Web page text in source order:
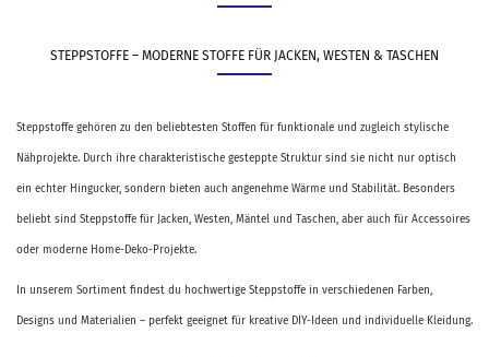
STEPPSTOFFE – MODERNE STOFFE FÜR JACKEN, WESTEN & TASCHEN
Steppstoffe gehören zu den beliebtesten Stoffen für funktionale und zugleich stylische
Nähprojekte. Durch ihre charakteristische gesteppte Struktur sind sie nicht nur optisch
ein echter Hingucker, sondern bieten auch angenehme Wärme und Stabilität. Besonders
beliebt sind Steppstoffe für Jacken, Westen, Mäntel und Taschen, aber auch für Accessoires
oder moderne Home-Deko-Projekte.
In unserem Sortiment findest du hochwertige Steppstoffe in verschiedenen Farben,
Designs und Materialien – perfekt geeignet für kreative DIY-Ideen und individuelle Kleidung.